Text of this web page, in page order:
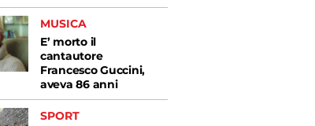
MUSICA
E’ morto il
cantautore
Francesco Guccini,
aveva 86 anni
SPORT